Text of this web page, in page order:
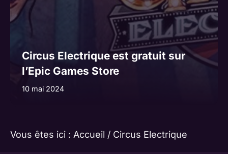
Circus Electrique est gratuit sur
l’Epic Games Store
10 mai 2024
Vous êtes ici : Accueil / Circus Electrique